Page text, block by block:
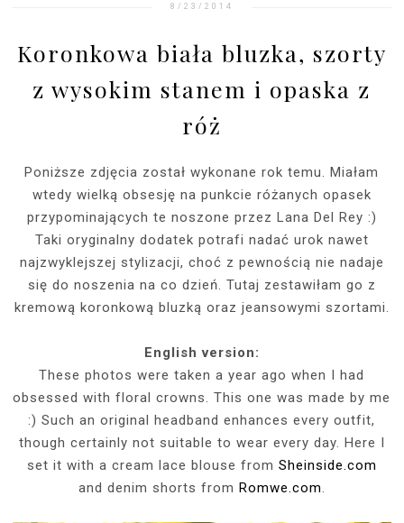
8/23/2014
Koronkowa biała bluzka, szorty
z wysokim stanem i opaska z
róż
Poniższe zdjęcia został wykonane rok temu. Miałam
wtedy wielką obsesję na punkcie różanych opasek
przypominających te noszone przez Lana Del Rey :)
Taki oryginalny dodatek potrafi nadać urok nawet
najzwyklejszej stylizacji, choć z pewnością nie nadaje
się do noszenia na co dzień. Tutaj zestawiłam go z
kremową koronkową bluzką oraz jeansowymi szortami.
English version:
These photos were taken a year ago when I had
obsessed with floral crowns. This one was made by me
:) Such an original headband enhances every outfit,
though certainly not suitable to wear every day. Here I
set it with a cream lace blouse from Sheinside.com
and denim shorts from Romwe.com.